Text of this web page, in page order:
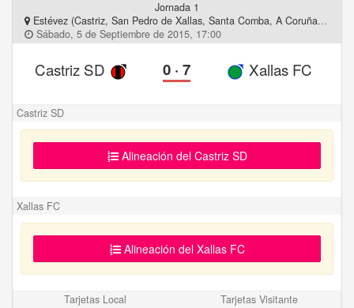
Jornada 1
Estévez (Castriz, San Pedro de Xallas, Santa Comba, A Coruña, Galicia)
Sábado, 5 de Septiembre de 2015, 17:00
Castriz SD 0 ·7 Xallas FC
Castriz SD
Alineación del Castriz SD
Xallas FC
Alineación del Xallas FC
Tarjetas Local Tarjetas Visitante